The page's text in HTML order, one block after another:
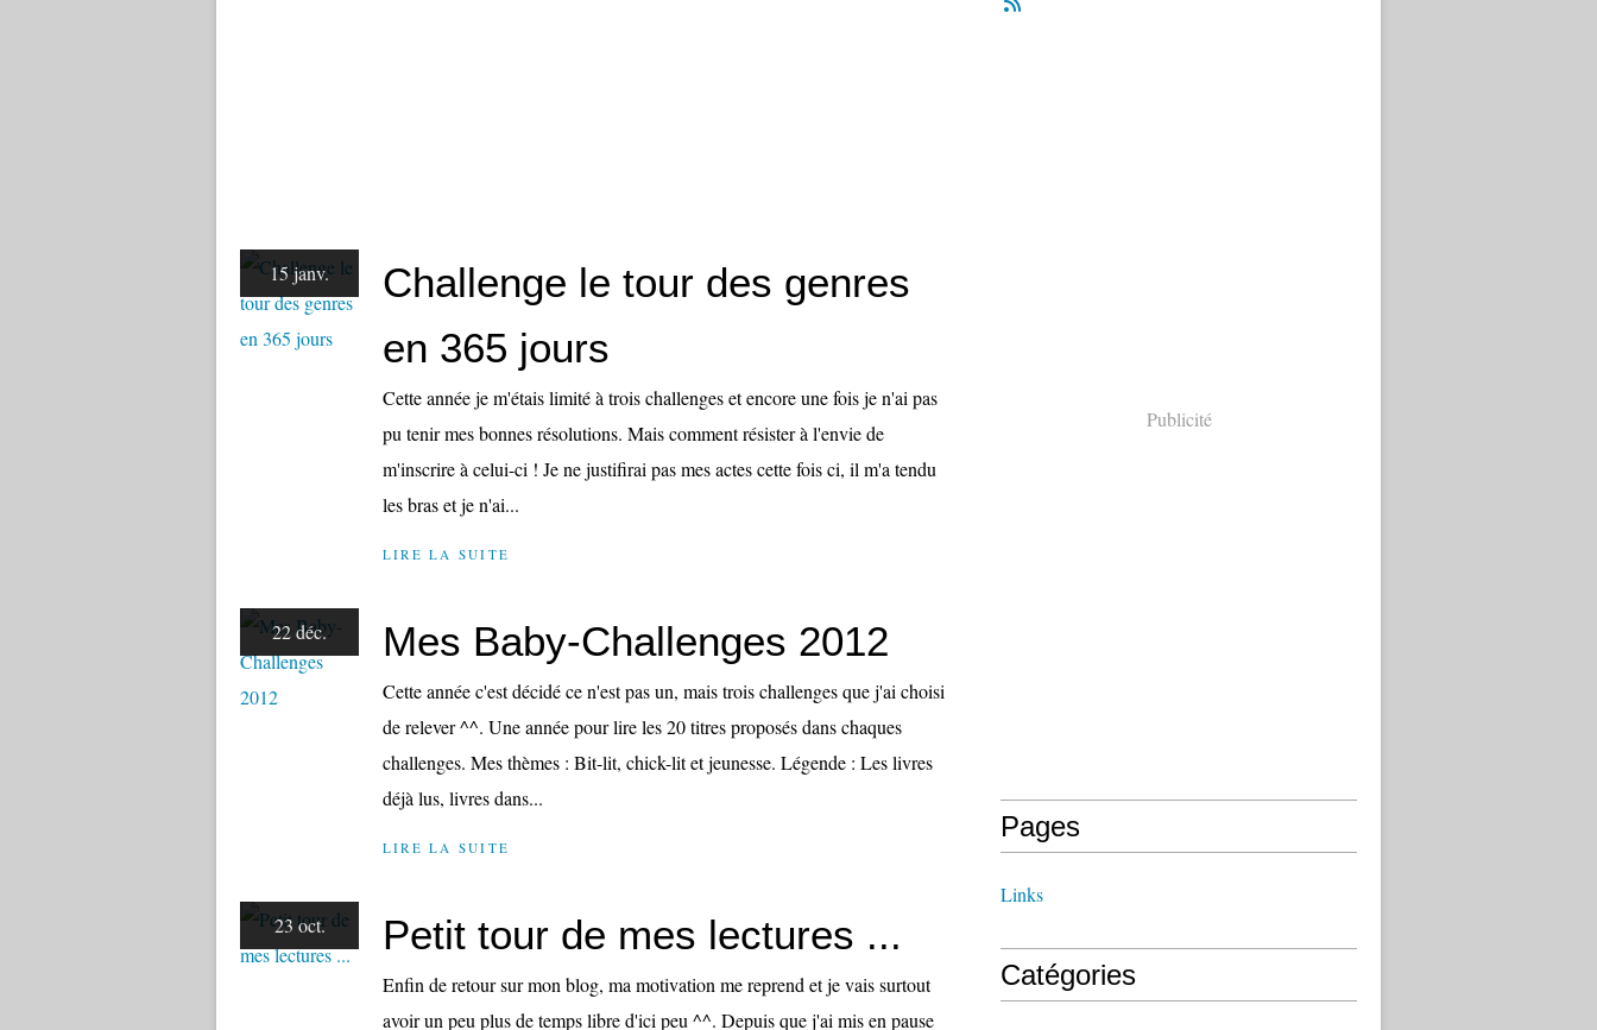
15 janv.
Challenge le tour des genres
en 365 jours
Cette année je m'étais limité à trois challenges et encore une fois je n'ai pas
pu tenir mes bonnes résolutions. Mais comment résister à l'envie de
m'inscrire à celui-ci ! Je ne justifirai pas mes actes cette fois ci, il m'a tendu
les bras et je n'ai...
LIRE LA SUITE
22 déc. Mes Baby-Challenges 2012
Cette année c'est décidé ce n'est pas un, mais trois challenges que j'ai choisi
de relever ^^. Une année pour lire les 20 titres proposés dans chaques
challenges. Mes thèmes : Bit-lit, chick-lit et jeunesse. Légende : Les livres
déjà lus, livres dans...
LIRE LA SUITE
23 oct. Petit tour de mes lectures ...
Enfin de retour sur mon blog, ma motivation me reprend et je vais surtout
avoir un peu plus de temps libre d'ici peu ^^. Depuis que j'ai mis en pause
Publicité
Pages
Links
Catégories